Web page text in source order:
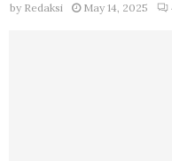
by Redaksi May 14, 2025